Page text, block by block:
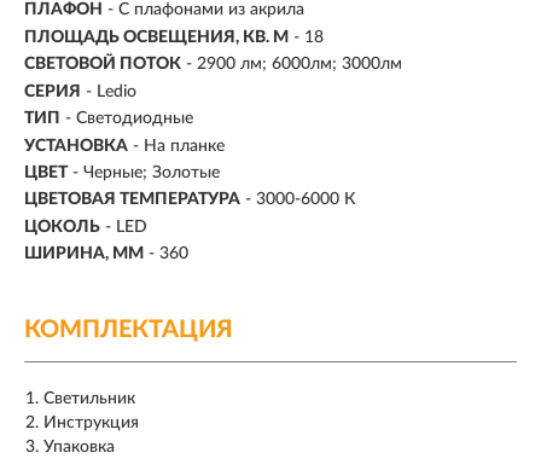
ПЛАФОН - С плафонами из акрила
ПЛОЩАДЬ ОСВЕЩЕНИЯ, КВ. М - 18
СВЕТОВОЙ ПОТОК - 2900 лм; 6000лм; 3000лм
СЕРИЯ - Ledio
ТИП - Светодиодные
УСТАНОВКА - На планке
ЦВЕТ - Черные; Золотые
ЦВЕТОВАЯ ТЕМПЕРАТУРА - 3000-6000 К
ЦОКОЛЬ - LED
ШИРИНА, ММ - 360
КОМПЛЕКТАЦИЯ
Светильник
Инструкция
Упаковка